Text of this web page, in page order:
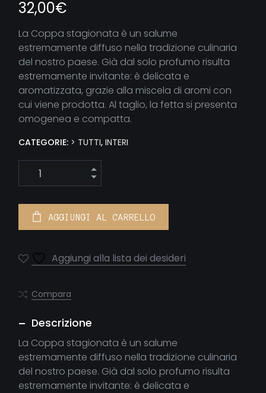
32,00€
La Coppa stagionata è un salume
estremamente diffuso nella tradizione culinaria
del nostro paese. Già dal solo profumo risulta
estremamente invitante: è delicata e
aromatizzata, grazie alla miscela di aromi con
cui viene prodotta. Al taglio, la fetta si presenta
omogenea e compatta.
CATEGORIE: > TUTTI,INTERI
Filetto della Lunigiana quantity
AGGIUNGI AL CARRELLO
Aggiungi alla lista dei desideri
Compara
Descrizione
La Coppa stagionata è un salume
estremamente diffuso nella tradizione culinaria
del nostro paese. Già dal solo profumo risulta
estremamente invitante: è delicata e